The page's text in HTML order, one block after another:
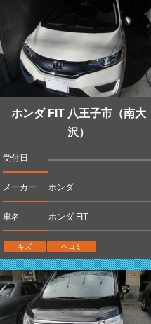
ホンダ FIT 八王子市（南大
沢）
受付日
メーカー ホンダ
車名 ホンダ FIT
キズ ヘコミ